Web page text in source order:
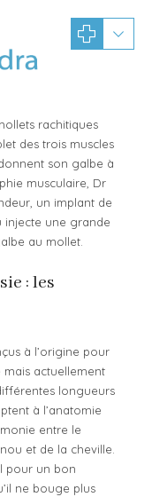
rachitiques
des trois muscles
son galbe à
musculaire, Dr
un implant de
une grande
au mollet.
: les
à l’origine pour
actuellement
longueurs
à l’anatomie
entre le
et de la cheville.
pour un bon
ne bouge plus